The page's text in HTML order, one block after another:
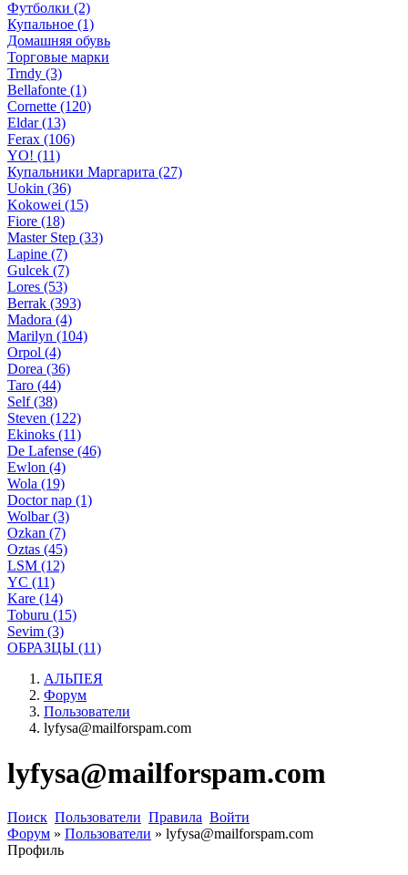
Футболки (2)
Купальное (1)
Домашняя обувь
Торговые марки
Trndy (3)
Bellafonte (1)
Cornette (120)
Eldar (13)
Ferax (106)
YO! (11)
Купальники Маргарита (27)
Uokin (36)
Kokowei (15)
Fiore (18)
Master Step (33)
Lapine (7)
Gulcek (7)
Lores (53)
Berrak (393)
Madora (4)
Marilyn (104)
Orpol (4)
Dorea (36)
Taro (44)
Self (38)
Steven (122)
Ekinoks (11)
De Lafense (46)
Ewlon (4)
Wola (19)
Doctor nap (1)
Wolbar (3)
Ozkan (7)
Oztas (45)
LSM (12)
YC (11)
Kare (14)
Toburu (15)
Sevim (3)
ОБРАЗЦЫ (11)
АЛЬПЕЯ
Форум
Пользователи
lyfysa@mailforspam.com
lyfysa@mailforspam.com
Поиск Пользователи Правила Войти
Форум » Пользователи » lyfysa@mailforspam.com
Профиль